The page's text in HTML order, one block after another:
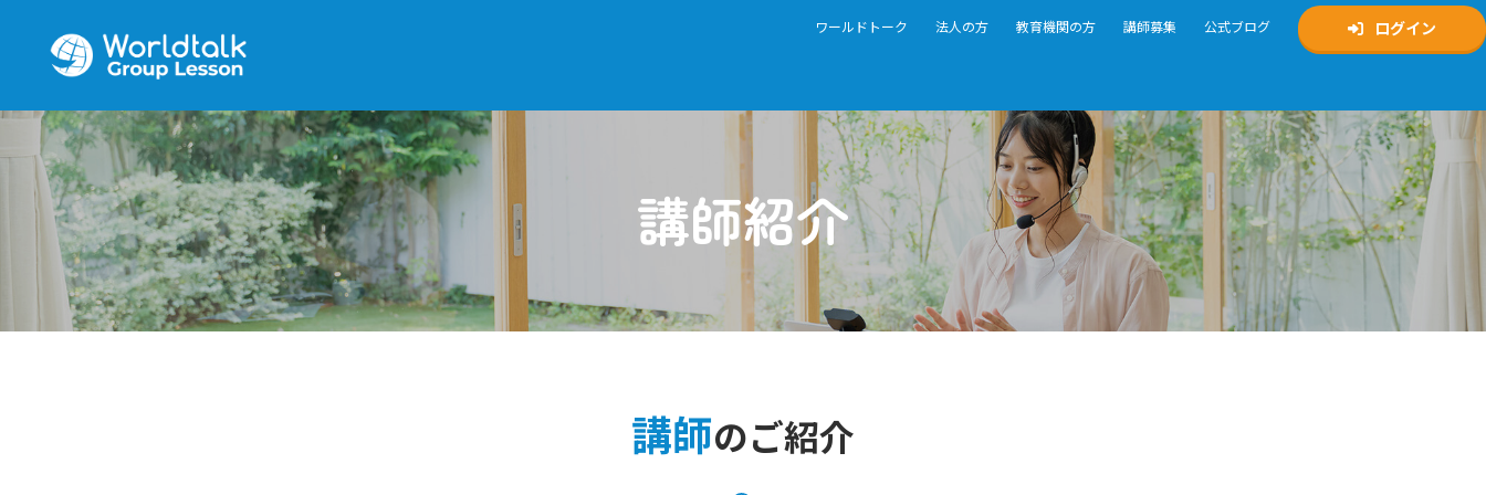
ワールドトーク 法人の方 教育機関の方 講師募集 公式ブログ ログイン
講師紹介
講師のご紹介